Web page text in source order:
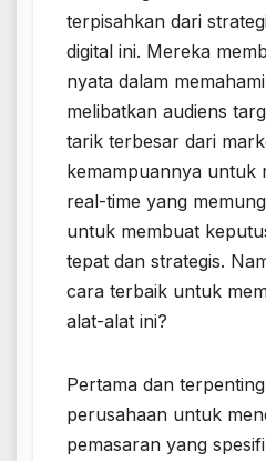
terpisahkan dari
digital ini. Mereka
nyata dalam
melibatkan audiens
tarik terbesar dari
kemampuannya untuk
real-time yang
untuk membuat
tepat dan strategis.
cara terbaik untuk
alat-alat ini?
Pertama dan
perusahaan untuk
pemasaran yang